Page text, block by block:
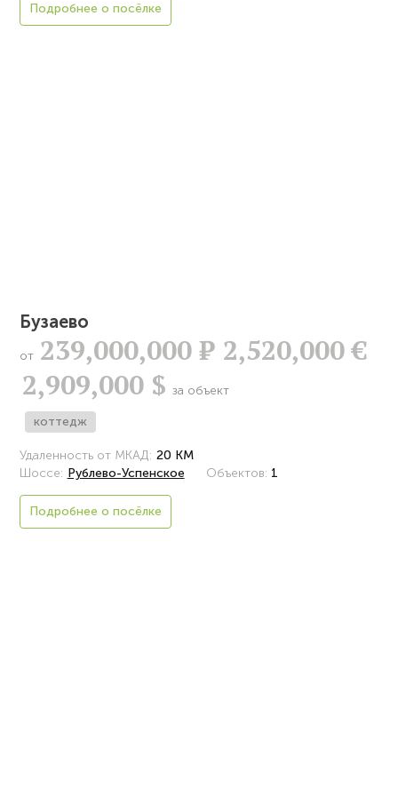
Подробнее о посёлке
Бузаево
от 239,000,000Р 2,520,000 €
2,909,000 $ за объект
коттедж
Удаленность от МКАД: 20 КМ
Шоссе: Рублево-Успенское Объектов: 1
Подробнее о посёлке